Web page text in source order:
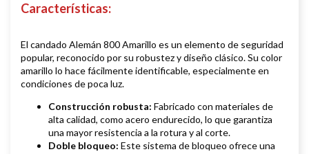
Características:
El candado Alemán 800 Amarillo es un elemento de seguridad
popular, reconocido por su robustez y diseño clásico. Su color
amarillo lo hace fácilmente identificable, especialmente en
condiciones de poca luz.
Construcción robusta: Fabricado con materiales de
alta calidad, como acero endurecido, lo que garantiza
una mayor resistencia a la rotura y al corte.
Doble bloqueo: Este sistema de bloqueo ofrece una